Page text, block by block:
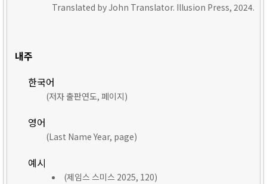
Translated by John Translator. Illusion Press, 2024.
내주
한국어
(저자 출판연도, 페이지)
영어
(Last Name Year, page)
예시
(제임스 스미스 2025, 120)